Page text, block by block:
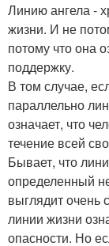
Линию ангела -
жизни. И не
потому что она
поддержку.
В том случае,
параллельно
означает, что
течение всей
Бывает, что
определенный
выглядит очень
линии жизни
опасности. Но